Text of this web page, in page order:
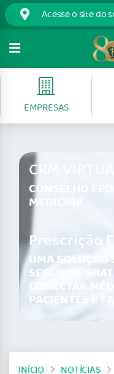
EMPRESAS
CRM VIRTUAL
CONSELHO
MEDICINA
Prescrição
UMA SOLUÇÃO
SEGURA E
CONECTAR
PACIENTES E
INÍCIO NOTÍCIAS